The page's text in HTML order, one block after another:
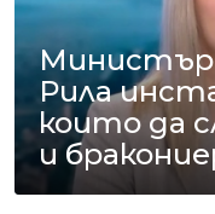
Министър
Рила
които да
и